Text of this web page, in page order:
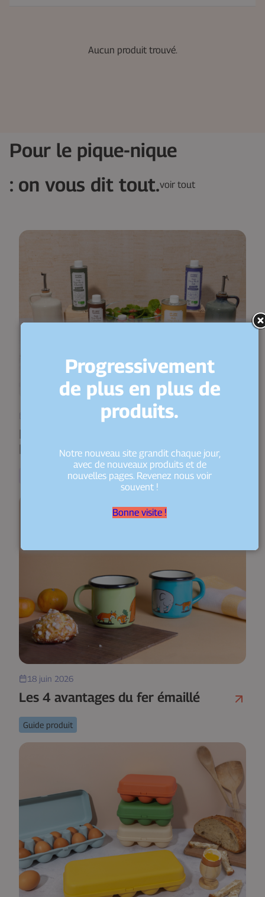
Aucun produit trouvé.
Pour le pique-nique
: on vous dit tout.voir tout
Le goût du local : Nos huiles bio
bretonnes
18 juin 2026
Les 4 avantages du fer émaillé
Guide produit
Progressivement
de plus en plus de
produits.
Notre nouveau site grandit chaque jour,
avec de nouveaux produits et de
nouvelles pages. Revenez nous voir
souvent !
Bonne visite !